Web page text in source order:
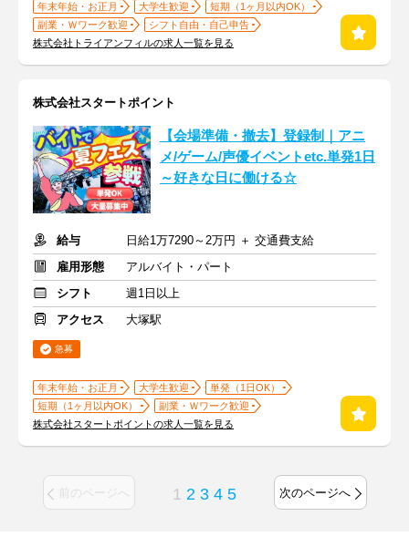
年末年始・お正月 大学生歓迎
短期（1ヶ月以内OK）
副業・Ｗワーク歓迎
シフト自由・自己申告
株式会社トライアンフィルの求人一覧を見る
株式会社スタートポイント
【会場準備・撤去】登録制｜アニ
メ/ゲーム/声優イベントetc.単発1日
～好きな日に働ける☆
給与
日給1万7290～2万円 ＋ 交通費支給
雇用形態
アルバイト・パート
シフト
週1日以上
アクセス
大塚駅
急募
年末年始・お正月 大学生歓迎
単発（1日OK）
短期（1ヶ月以内OK）
副業・Ｗワーク歓迎
株式会社スタートポイントの求人一覧を見る
前のページへ 1 2 3 4 5 次のページへ